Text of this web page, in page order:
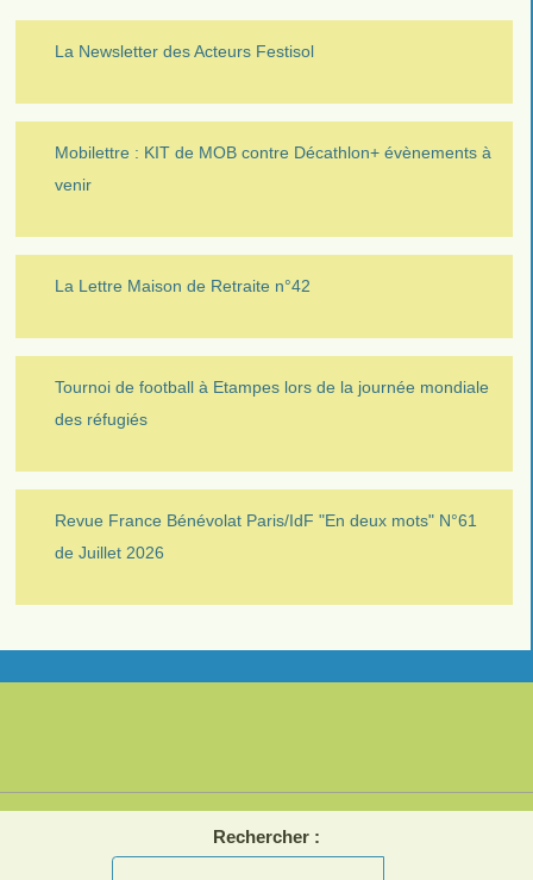
La Newsletter des Acteurs Festisol
Mobilettre : KIT de MOB contre Décathlon+ évènements à
venir
La Lettre Maison de Retraite n°42
Tournoi de football à Etampes lors de la journée mondiale
des réfugiés
Revue France Bénévolat Paris/IdF "En deux mots" N°61
de Juillet 2026
Rechercher :